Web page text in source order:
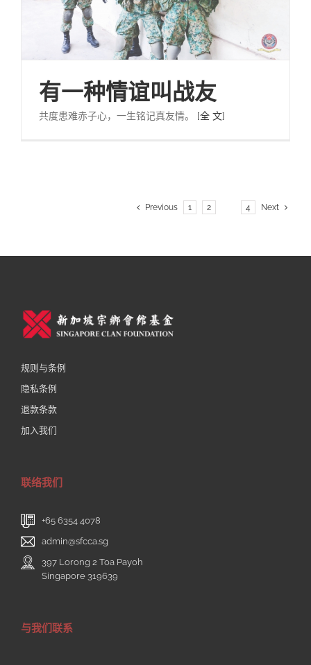
有一种情谊叫战友
共度患难赤子心，一生铭记真友情。 [全 文]
Previous 1 2 4 Next
规则与条例
隐私条例
退款条款
加入我们
联络我们
+65 6354 4078
admin@sfcca.sg
397 Lorong 2 Toa Payoh
Singapore 319639
与我们联系